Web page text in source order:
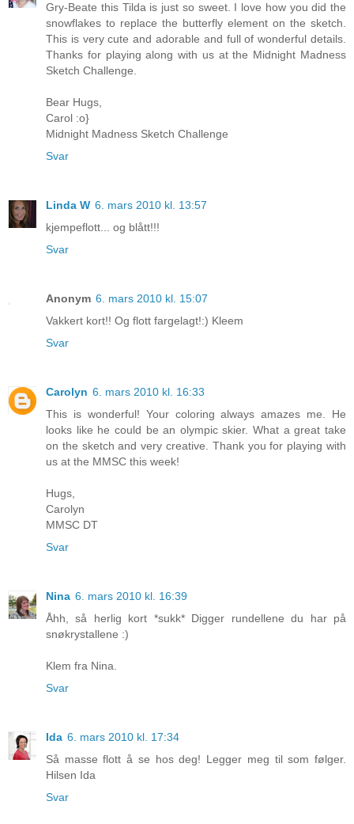
Gry-Beate this Tilda is just so sweet. I love how you did the
snowflakes to replace the butterfly element on the sketch.
This is very cute and adorable and full of wonderful details.
Thanks for playing along with us at the Midnight Madness
Sketch Challenge.
Bear Hugs,
Carol :o}
Midnight Madness Sketch Challenge
Svar
Linda W 6. mars 2010 kl. 13:57
kjempeflott... og blått!!!
Svar
Anonym 6. mars 2010 kl. 15:07
Vakkert kort!! Og flott fargelagt!:) Kleem
Svar
Carolyn 6. mars 2010 kl. 16:33
This is wonderful! Your coloring always amazes me. He
looks like he could be an olympic skier. What a great take
on the sketch and very creative. Thank you for playing with
us at the MMSC this week!
Hugs,
Carolyn
MMSC DT
Svar
Nina 6. mars 2010 kl. 16:39
Åhh, så herlig kort *sukk* Digger rundellene du har på
snøkrystallene :)
Klem fra Nina.
Svar
Ida 6. mars 2010 kl. 17:34
Så masse flott å se hos deg! Legger meg til som følger.
Hilsen Ida
Svar